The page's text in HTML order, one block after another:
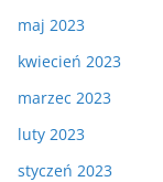
maj 2023
kwiecień 2023
marzec 2023
luty 2023
styczeń 2023